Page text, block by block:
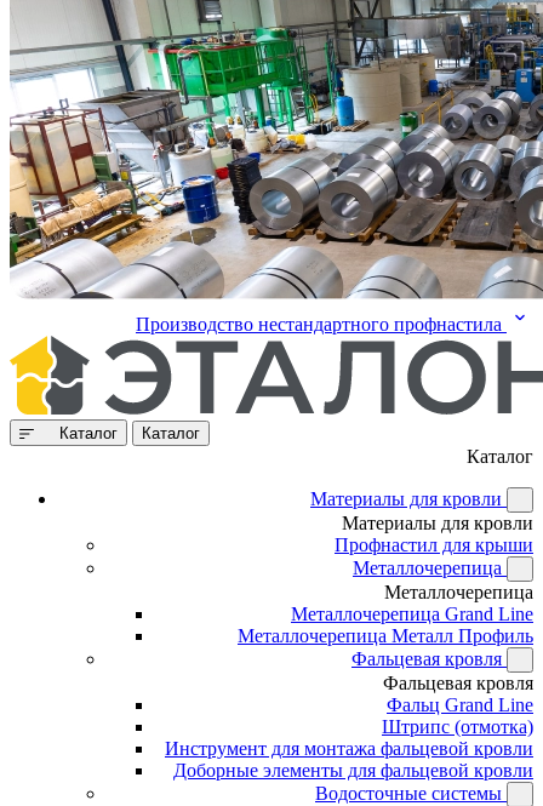
Производство нестандартного профнастила
Каталог Каталог
Каталог
Материалы для кровли
Материалы для кровли
Профнастил для крыши
Металлочерепица
Металлочерепица
Металлочерепица Grand Line
Металлочерепица Металл Профиль
Фальцевая кровля
Фальцевая кровля
Фальц Grand Line
Штрипс (отмотка)
Инструмент для монтажа фальцевой кровли
Доборные элементы для фальцевой кровли
Водосточные системы